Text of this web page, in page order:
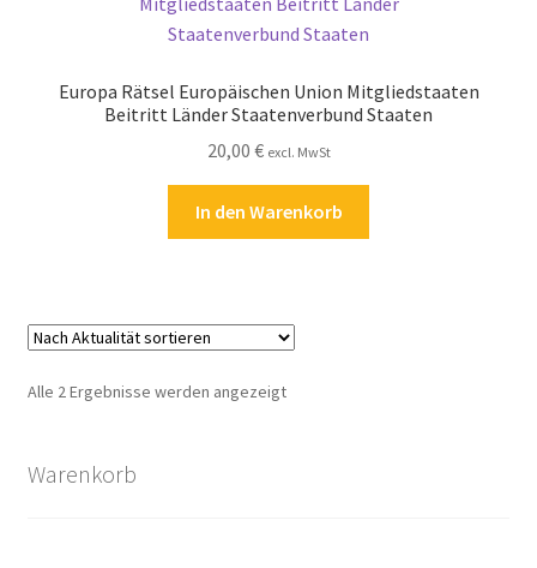
Versandarten
Widerrufsbelehrung
Europa Rätsel Europäischen Union Mitgliedstaaten
Beitritt Länder Staatenverbund Staaten
20,00 € excl. MwSt
In den Warenkorb
Alle 2 Ergebnisse werden angezeigtNach
Warenkorb